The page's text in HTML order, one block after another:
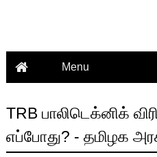
TRB பாலிடெக்னிக்
எப்போது? - தமிழக